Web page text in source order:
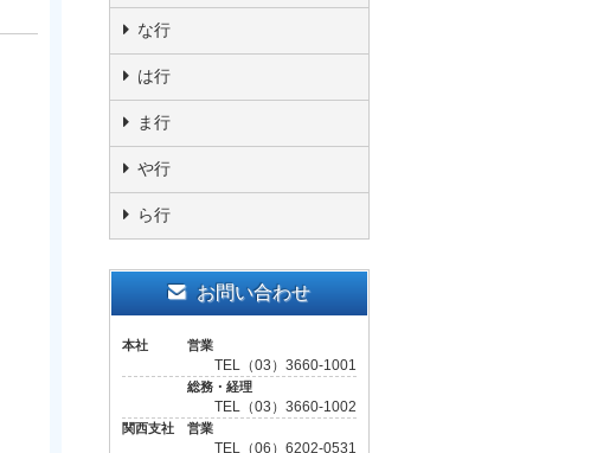
な行
は行
ま行
や行
ら行
お問い合わせ
本社 営業
TEL（03）3660-1001
総務・経理
TEL（03）3660-1002
関西支社 営業
TEL（06）6202-0531